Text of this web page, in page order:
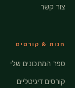
צור קשר
חנות & קורסים
ספר המתכונים שלי
קורסים דיגיטליים